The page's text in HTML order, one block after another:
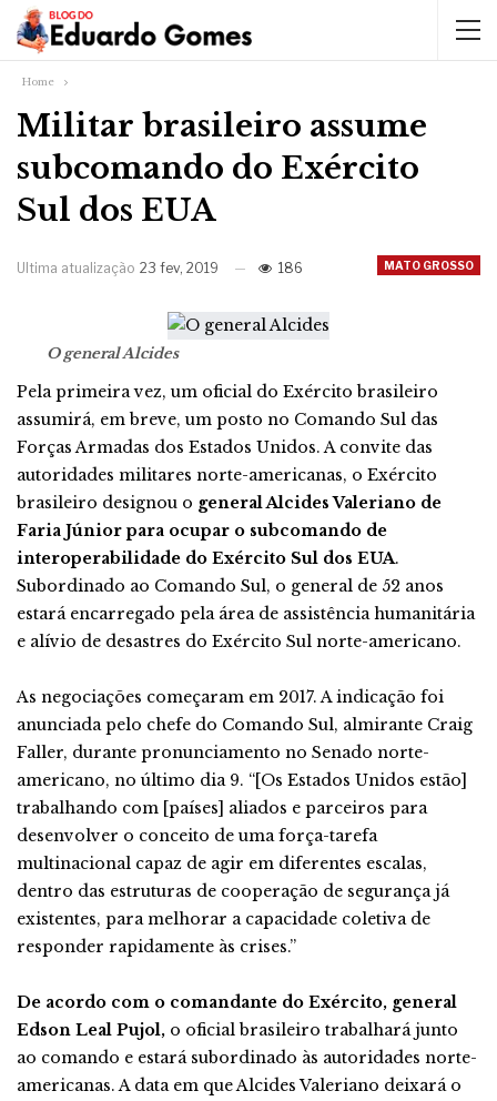
Home
Militar brasileiro assume
subcomando do Exército
Sul dos EUA
MATO GROSSO
Ultima atualização 23 fev, 2019 186
O general Alcides
Pela primeira vez, um oficial do Exército brasileiro
assumirá, em breve, um posto no Comando Sul das
Forças Armadas dos Estados Unidos. A convite das
autoridades militares norte-americanas, o Exército
brasileiro designou o general Alcides Valeriano de
Faria Júnior para ocupar o subcomando de
interoperabilidade do Exército Sul dos EUA.
Subordinado ao Comando Sul, o general de 52 anos
estará encarregado pela área de assistência humanitária
e alívio de desastres do Exército Sul norte-americano.
As negociações começaram em 2017. A indicação foi
anunciada pelo chefe do Comando Sul, almirante Craig
Faller, durante pronunciamento no Senado norte-
americano, no último dia 9. “[Os Estados Unidos estão]
trabalhando com [países] aliados e parceiros para
desenvolver o conceito de uma força-tarefa
multinacional capaz de agir em diferentes escalas,
dentro das estruturas de cooperação de segurança já
existentes, para melhorar a capacidade coletiva de
responder rapidamente às crises.”
De acordo com o comandante do Exército, general
Edson Leal Pujol, o oficial brasileiro trabalhará junto
ao comando e estará subordinado às autoridades norte-
americanas. A data em que Alcides Valeriano deixará o